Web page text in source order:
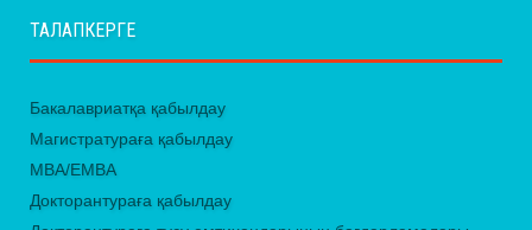
ТАЛАПКЕРГЕ
Бакалавриатқа қабылдау
Магистратураға қабылдау
MBA/EMBA
Докторантураға қабылдау